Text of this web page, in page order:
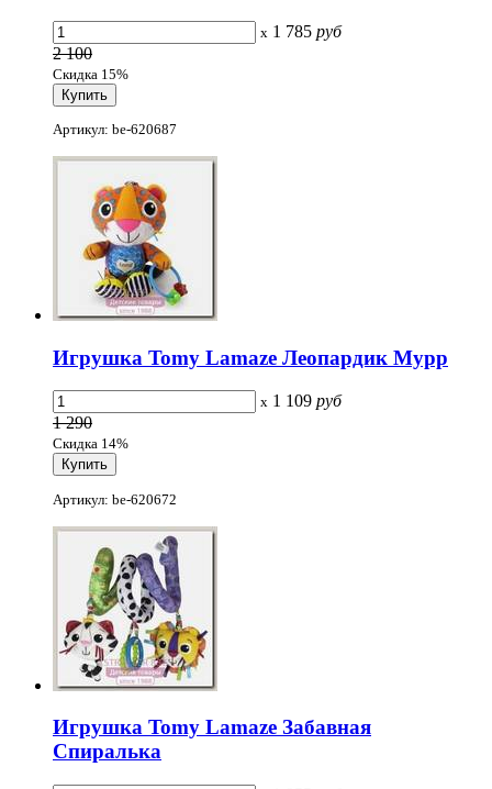
x 1 785 руб
2 100
Скидка 15%
Артикул: be-620687
Игрушка Tomy Lamaze Леопардик Мурр
x 1 109 руб
1 290
Скидка 14%
Артикул: be-620672
Игрушка Tomy Lamaze Забавная
Спиралька